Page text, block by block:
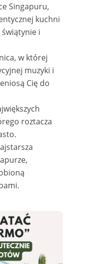
Singapuru,
kuchni
i
w której
muzyki i
Cię do
roztacza